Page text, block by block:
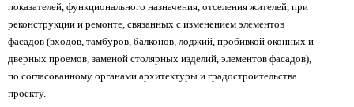
показателей, функционального назначения, отселения жителей, при
реконструкции и ремонте, связанных с изменением элементов
фасадов (входов, тамбуров, балконов, лоджий, пробивкой оконных и
дверных проемов, заменой столярных изделий, элементов фасадов),
по согласованному органами архитектуры и градостроительства
проекту.